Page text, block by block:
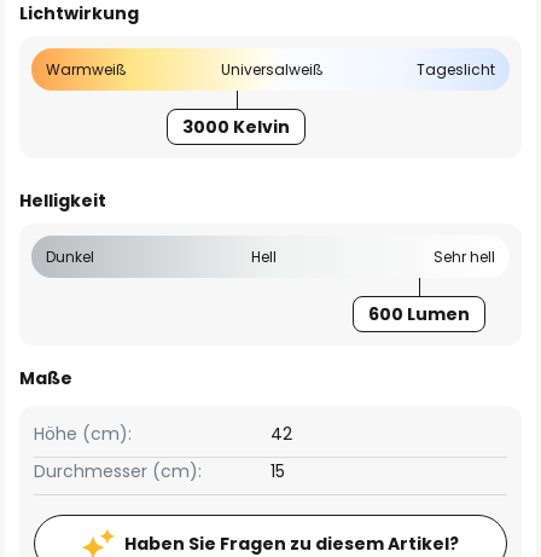
Lichtwirkung
Warmweiß Universalweiß Tageslicht
3000 Kelvin
Helligkeit
Dunkel Hell Sehr hell
600 Lumen
Maße
Höhe (cm):
42
Durchmesser (cm):
15
Haben Sie Fragen zu diesem Artikel?